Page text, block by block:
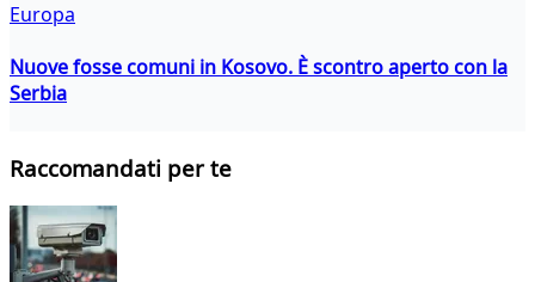
Europa
Nuove fosse comuni in Kosovo. È scontro aperto con la
Serbia
Raccomandati per te